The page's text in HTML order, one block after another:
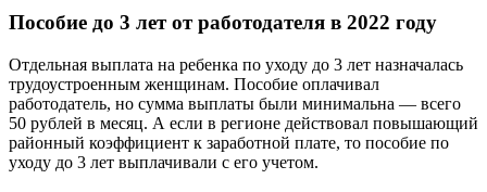
Пособие до 3 лет от работодателя в 2022 году
Отдельная выплата на ребенка по уходу до 3 лет назначалась
трудоустроенным женщинам. Пособие оплачивал
работодатель, но сумма выплаты были минимальна — всего
50 рублей в месяц. А если в регионе действовал повышающий
районный коэффициент к заработной плате, то пособие по
уходу до 3 лет выплачивали с его учетом.